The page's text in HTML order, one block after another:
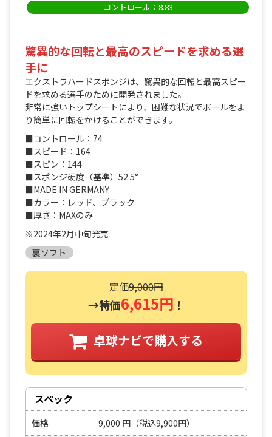
コントロール：8.83
驚異的な回転と最高のスピードを求める選
手に
エクストラハードスポンジは、驚異的な回転と最高スピー
ドを求める選手のために開発されました。
非常に強いトップシートにより、困難な状況でボールをよ
り簡単に回転をかけることができます。
■コントロール：74
■スピード：164
■スピン：144
■スポンジ硬度（基準）52.5°
■MADE IN GERMANY
■カラー：レッド、ブラック
■厚さ：MAXのみ
※2024年2月中旬発売
裏ソフト
定価9,000円
→特価6,615円 ！
卓球ナビで購入する
スペック
価格 9,000 円 （税込9,900円）